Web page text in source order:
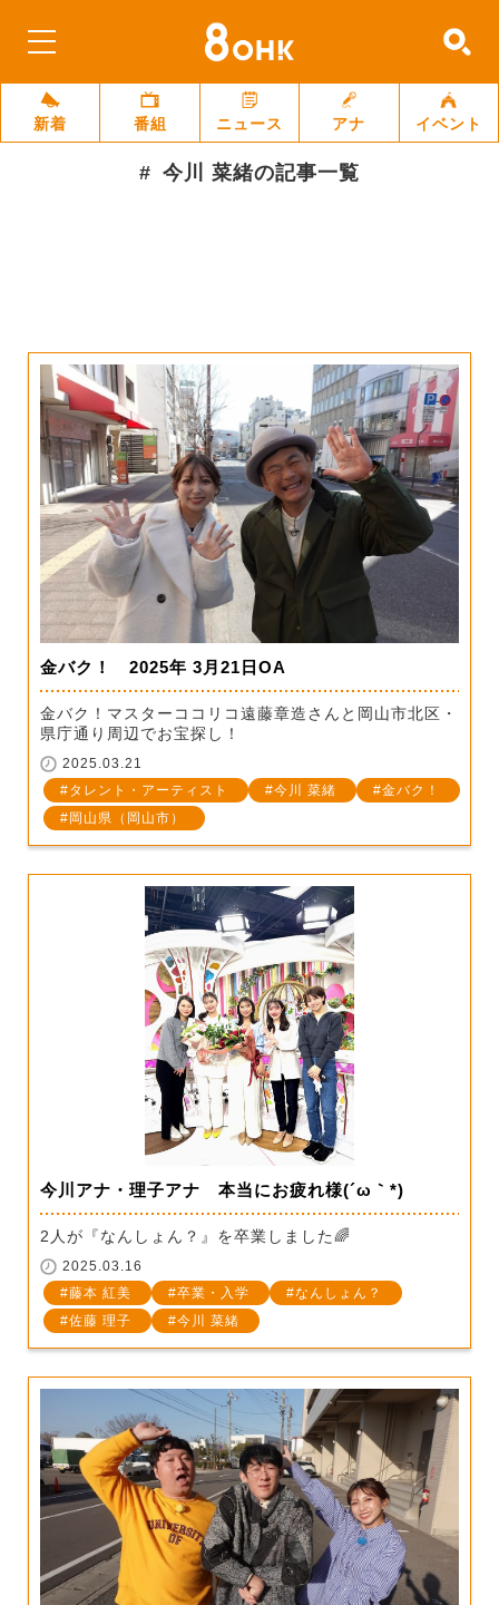
新着 番組 ニュース アナ イベント
今川 菜緒の記事一覧
金バク！ 2025年 3月21日OA
金バク！マスターココリコ遠藤章造さんと岡山市北区・
県庁通り周辺でお宝探し！
2025.03.21
タレント・アーティスト
今川 菜緒
金バク！
岡山県（岡山市）
今川アナ・理子アナ 本当にお疲れ様(´ω｀*)
2人が『なんしょん？』を卒業しました🌈
2025.03.16
藤本 紅美
卒業・入学
なんしょん？
佐藤 理子
今川 菜緒